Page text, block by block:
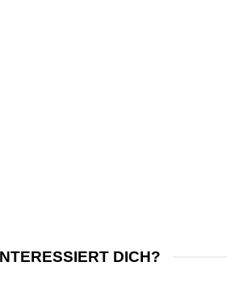
DICH?